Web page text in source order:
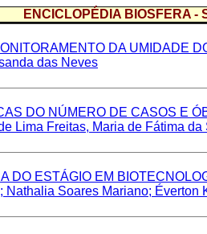
ENCICLOPÉDIA BIOSFERA -
DA UMIDADE
das Neves
DO NÚMERO DE CASOS E
Lima Freitas, Maria de Fátima
DO ESTÁGIO EM
Nathalia Soares Mariano;